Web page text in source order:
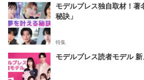
モデルプレス独自取材！著
秘訣」
特集
モデルプレス読者モデル 新